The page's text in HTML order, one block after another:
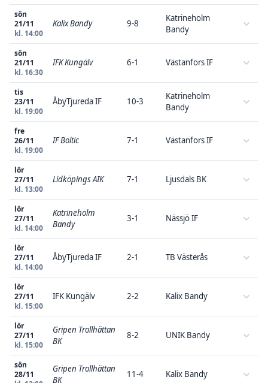
sön
21/11
kl. 14:00
Kalix Bandy 9-8
Katrineholm
Bandy
sön
21/11
kl. 16:30
IFK Kungälv 6-1 Västanfors IF
tis
23/11
kl. 19:00
ÅbyTjureda IF 10-3
Katrineholm
Bandy
fre
26/11
kl. 19:00
IF Boltic 7-1 Västanfors IF
lör
27/11
kl. 13:00
Lidköpings AIK 7-1 Ljusdals BK
lör
27/11
kl. 14:00
Katrineholm
Bandy
3-1 Nässjö IF
lör
27/11
kl. 14:00
ÅbyTjureda IF 2-1 TB Västerås
lör
27/11
kl. 15:00
IFK Kungälv 2-2 Kalix Bandy
lör
27/11
kl. 15:00
Gripen Trollhättan
BK
8-2 UNIK Bandy
sön
28/11
Gripen Trollhättan
BK
11-4 Kalix Bandy